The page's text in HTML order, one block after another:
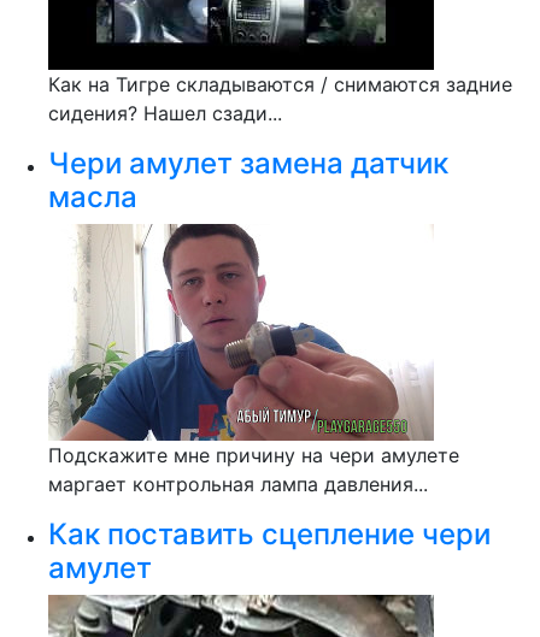
Как на Тигре складываются / снимаются задние
сидения? Нашел сзади...
Чери амулет замена датчик
масла
Подскажите мне причину на чери амулете
маргает контрольная лампа давления...
Как поставить сцепление чери
амулет